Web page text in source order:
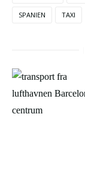
SPANIEN TAXI